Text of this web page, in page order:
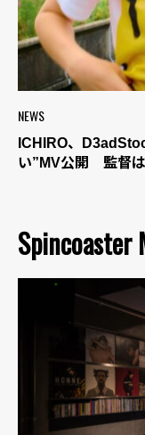
NEWS
ICHIRO、
い”MV公開 監督
Spincoaster